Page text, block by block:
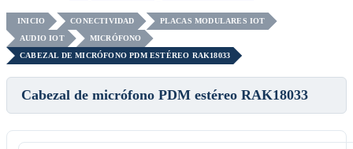
INICIO CONECTIVIDAD
PLACAS MODULARES IOT
AUDIO IOT
MICRÓFONO
CABEZAL DE MICRÓFONO PDM ESTÉREO RAK18033
Cabezal de micrófono PDM estéreo RAK18033